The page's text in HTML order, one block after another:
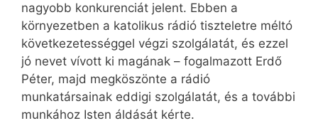
nagyobb konkurenciát jelent. Ebben a
környezetben a katolikus rádió tiszteletre méltó
következetességgel végzi szolgálatát, és ezzel
jó nevet vívott ki magának – fogalmazott Erdő
Péter, majd megköszönte a rádió
munkatársainak eddigi szolgálatát, és a további
munkához Isten áldását kérte.